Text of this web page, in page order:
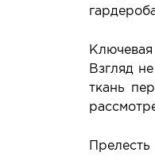
Взгляд
ткань